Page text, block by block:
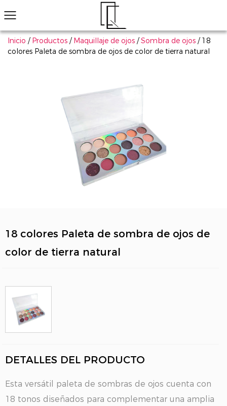
Inicio / Productos / Maquillaje de ojos /Sombra de ojos / 18
colores Paleta de sombra de ojos de color de tierra natural
18 colores Paleta de sombra de ojos de
color de tierra natural
DETALLES DEL PRODUCTO
Esta versátil paleta de sombras de ojos cuenta con
18 tonos diseñados para complementar una amplia